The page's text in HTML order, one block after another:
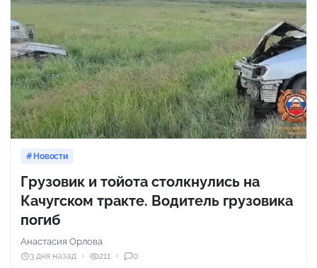
Новости
Грузовик и тойота столкнулись на
Качугском тракте. Водитель грузовика
погиб
Анастасия Орлова
3 дня назад 211 0